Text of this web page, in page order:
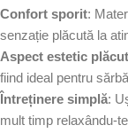
Confort sporit:
senzație plăcută la
Aspect estetic plăcut
fiind ideal pentru
Întreținere simplă:
mult timp relaxându-